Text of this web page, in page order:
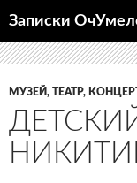
содержимому
Записки
МУЗЕЙ, ТЕАТР,